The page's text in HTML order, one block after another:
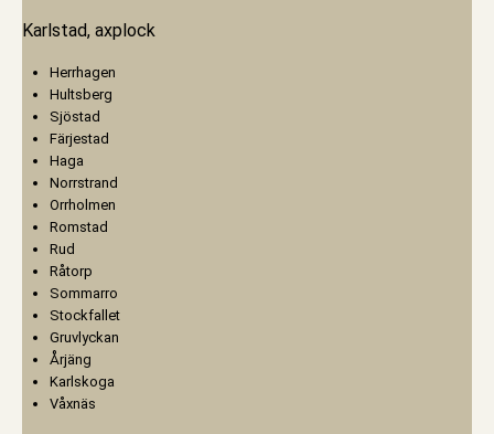
Karlstad, axplock
Herrhagen
Hultsberg
Sjöstad
Färjestad
Haga
Norrstrand
Orrholmen
Romstad
Rud
Råtorp
Sommarro
Stockfallet
Gruvlyckan
Årjäng
Karlskoga
Våxnäs